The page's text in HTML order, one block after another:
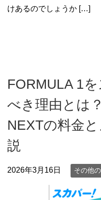
けあるのでしょうか […]
FORMULA 1
べき理由とは
NEXTの料金
説
2026年3月16日 その他